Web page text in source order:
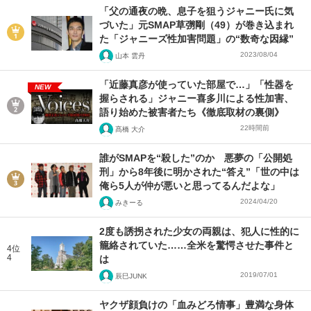
「父の通夜の晩、息子を狙うジャニー氏に気
づいた」元SMAP草彅剛（49）が巻き込まれ
た「ジャニーズ性加害問題」の“数奇な因縁”
山本 雲丹 2023/08/04
NEW
「近藤真彦が使っていた部屋で…」「性器を
握らされる」ジャニー喜多川による性加害、
語り始めた被害者たち《徹底取材の裏側》
髙橋 大介 22時間前
誰がSMAPを“殺した”のか 悪夢の「公開処
刑」から8年後に明かされた“答え”「世の中は
俺ら5人が仲が悪いと思ってるんだよな」
みきーる 2024/04/20
4位
4
2度も誘拐された少女の両親は、犯人に性的に
籠絡されていた……全米を驚愕させた事件と
は
辰巳JUNK 2019/07/01
ヤクザ顔負けの「血みどろ情事」豊満な身体